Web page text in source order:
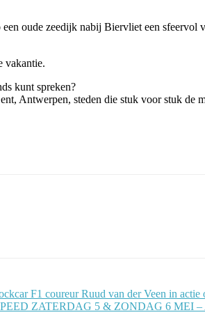
oude zeedijk nabij Biervliet een
vakantie.
kunt spreken?
Antwerpen, steden die stuk voor stuk de
F1 coureur Ruud van der Veen in
ZATERDAG 5 & ZONDAG 6 MEI